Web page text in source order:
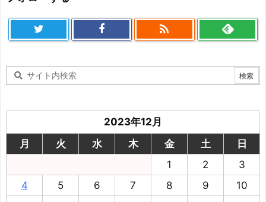

2023年12月
月
火 水 木 金 土
日
1
2
3
4
5 6 7 8 9
10